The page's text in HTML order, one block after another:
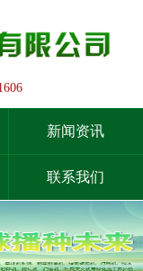
新闻资讯
联系我们